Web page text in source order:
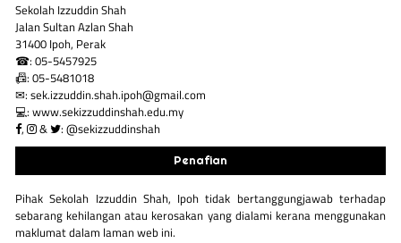
Sekolah Izzuddin Shah
Jalan Sultan Azlan Shah
31400 Ipoh, Perak
☎: 05-5457925
📠: 05-5481018
✉: sek.izzuddin.shah.ipoh@gmail.com
💻: www.sekizzuddinshah.edu.my
,
& : @sekizzuddinshah
Penafian
Pihak Sekolah Izzuddin Shah, Ipoh tidak bertanggungjawab terhadap
sebarang kehilangan atau kerosakan yang dialami kerana menggunakan
maklumat dalam laman web ini.